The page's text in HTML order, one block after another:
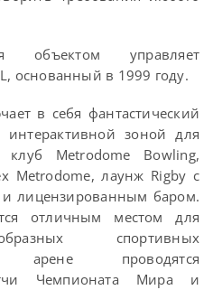
управляет
основанный в 1999 году.
в себя фантастический
интерактивной зоной для
Metrodome Bowling,
Metrodome, лаунж Rigby с
лицензированным баром.
отличным местом для
спортивных
проводятся
Чемпионата Мира и